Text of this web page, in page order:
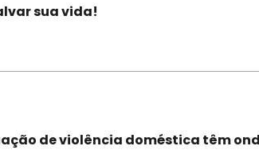
sua vida!
de violência doméstica têm